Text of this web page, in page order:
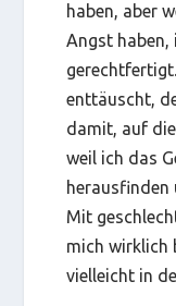
haben, aber
Angst haben,
enttäuscht,
damit, auf
weil ich das
herausfinden
Mit
mich wirklich
vielleicht in